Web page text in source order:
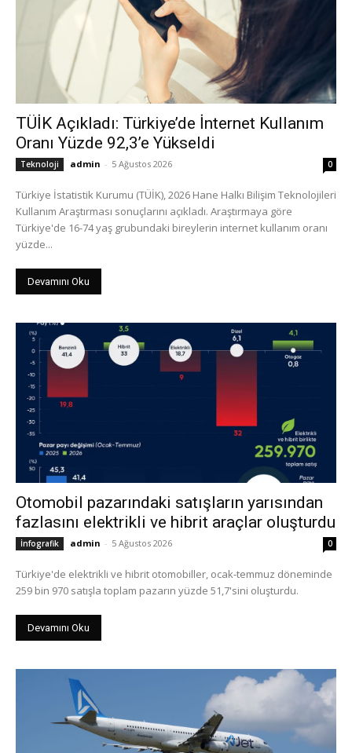
TÜİK Açıkladı: Türkiye’de İnternet Kullanım
Oranı Yüzde 92,3’e Yükseldi
Teknoloji admin - 5 Ağustos 2026 0
Türkiye İstatistik Kurumu (TÜİK), 2026 Hane Halkı Bilişim Teknolojileri
Kullanım Araştırması sonuçlarını açıkladı. Araştırmaya göre
Türkiye'de 16-74 yaş grubundaki bireylerin internet kullanım oranı
yüzde...
Devamını Oku
Otomobil pazarındaki satışların yarısından
fazlasını elektrikli ve hibrit araçlar oluşturdu
İnfografik admin - 5 Ağustos 2026 0
Türkiye'de elektrikli ve hibrit otomobiller, ocak-temmuz döneminde
259 bin 970 satışla toplam pazarın yüzde 51,7'sini oluşturdu.
Devamını Oku